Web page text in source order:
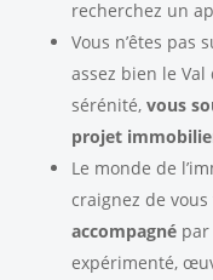
recherchez un
Vous n’êtes pas
assez bien le
sérénité, vous
projet
Le monde de
craignez de
accompagnépar
expérimenté,